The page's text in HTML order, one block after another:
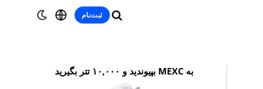
ثبت‌نام
به MEXC بپیوندید و ۱۰,۰۰۰ تتر بگیرید